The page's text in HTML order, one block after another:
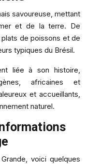
savoureuse, mettant
et de la terre. De
de poissons et de
typiques du Brésil.
liée à son histoire,
africaines et
et accueillants,
naturel.
voici quelques